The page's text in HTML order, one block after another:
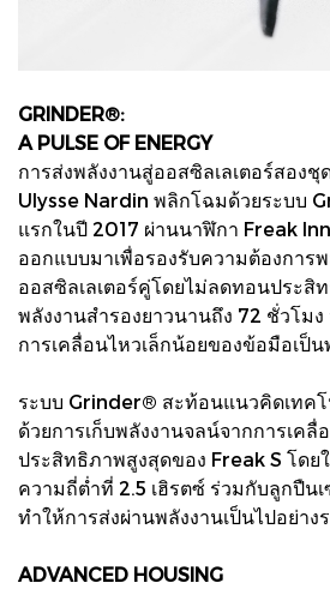
GRINDER®:
A PULSE OF ENERGY
การส่งพลังงานสู่ออสซิลเลเตอร์สอง
Ulysse Nardin พลิกโฉมด้วยระบบ
แรกในปี 2017 ผ่านนาฬิกา Freak
ออกแบบมาเพื่อรองรับความต้องการ
ออสซิลเลเตอร์คู่โดยไม่ลดทอนประสิ
พลังงานสำรองยาวนานถึง 72 ชั่วโม
การเคลื่อนไหวเล็กน้อยของข้อมือเป็น
ระบบ Grinder® สะท้อนแนวคิดเทค
ด้วยการเก็บพลังงานจลน์จากการเคลื่
ประสิทธิภาพสูงสุดของ Freak S โดย
ความถี่ต่ำที่ 2.5 เฮิรตซ์ ร่วมกับลูกปืน
ทำให้การส่งผ่านพลังงานเป็นไปอย่าง
ADVANCED HOUSING